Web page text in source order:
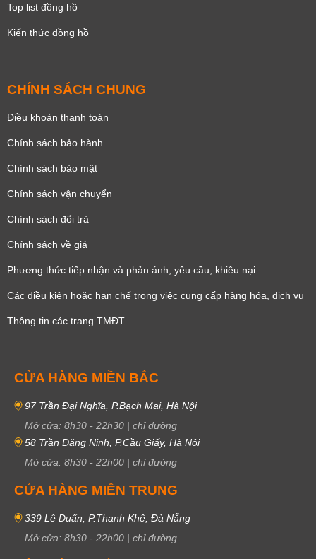
Top list đồng hồ
Kiến thức đồng hồ
CHÍNH SÁCH CHUNG
Điều khoản thanh toán
Chính sách bảo hành
Chính sách bảo mật
Chính sách vận chuyển
Chính sách đổi trả
Chính sách về giá
Phương thức tiếp nhận và phản ánh, yêu cầu, khiêu nại
Các điều kiện hoặc hạn chế trong việc cung cấp hàng hóa, dịch vụ
Thông tin các trang TMĐT
CỬA HÀNG MIỀN BẮC
97 Trần Đại Nghĩa, P.Bạch Mai, Hà Nội
Mở cửa: 8h30 - 22h30 | chỉ đường
58 Trần Đăng Ninh, P.Cầu Giấy, Hà Nội
Mở cửa: 8h30 - 22h00 | chỉ đường
CỬA HÀNG MIỀN TRUNG
339 Lê Duẩn, P.Thanh Khê, Đà Nẵng
Mở cửa: 8h30 - 22h00 | chỉ đường